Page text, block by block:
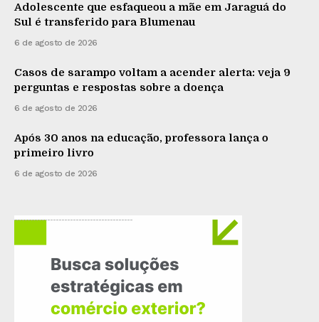
Adolescente que esfaqueou a mãe em Jaraguá do
Sul é transferido para Blumenau
6 de agosto de 2026
Casos de sarampo voltam a acender alerta: veja 9
perguntas e respostas sobre a doença
6 de agosto de 2026
Após 30 anos na educação, professora lança o
primeiro livro
6 de agosto de 2026